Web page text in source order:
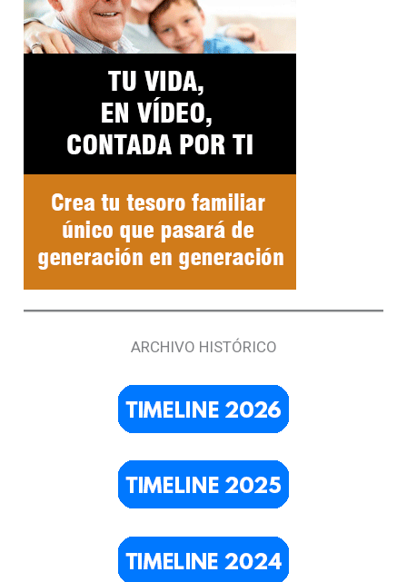
ARCHIVO HISTÓRICO